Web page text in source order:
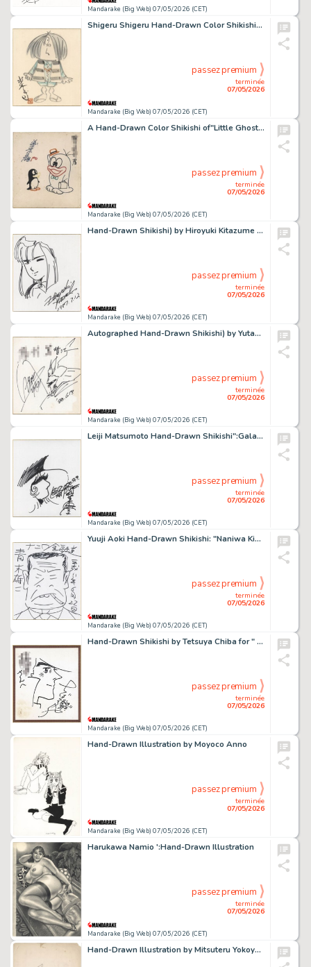
Mandarake (Big Web) 07/05/2026 (CET)
Shigeru Shigeru Hand-Drawn Color Shikishi":GeGeGe no Kitaro":
Mandarake (Big Web) 07/05/2026 (CET)
terminée
07/05/2026
passez premium
A Hand-Drawn Color Shikishi of"Little Ghost Q-Taro (Obake no Q-Taro) " by Fujiko Fujio.
Mandarake (Big Web) 07/05/2026 (CET)
terminée
07/05/2026
passez premium
Hand-Drawn Shikishi) by Hiroyuki Kitazume : " Mobile Suit Gundam ZZ"
Mandarake (Big Web) 07/05/2026 (CET)
terminée
07/05/2026
passez premium
Autographed Hand-Drawn Shikishi) by Yutaka Izubuchi : " Mobile Suit Gundam: Char's Counterattack"
Mandarake (Big Web) 07/05/2026 (CET)
terminée
07/05/2026
passez premium
Leiji Matsumoto Hand-Drawn Shikishi":Galaxy Express 999":Maetel
Mandarake (Big Web) 07/05/2026 (CET)
terminée
07/05/2026
passez premium
Yuuji Aoki Hand-Drawn Shikishi: "Naniwa Kinyuudou"
Mandarake (Big Web) 07/05/2026 (CET)
terminée
07/05/2026
passez premium
Hand-Drawn Shikishi by Tetsuya Chiba for " Ashita no Joe (Champion Joe)"
Mandarake (Big Web) 07/05/2026 (CET)
terminée
07/05/2026
passez premium
Hand-Drawn Illustration by Moyoco Anno
Mandarake (Big Web) 07/05/2026 (CET)
terminée
07/05/2026
passez premium
Harukawa Namio ':Hand-Drawn Illustration
Mandarake (Big Web) 07/05/2026 (CET)
terminée
07/05/2026
passez premium
Hand-Drawn Illustration by Mitsuteru Yokoyama : "Earth Number V7"